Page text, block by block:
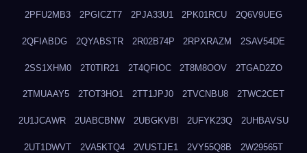
2PFU2MB3 2PGICZT7 2PJA33U1 2PK01RCU 2Q6V9UEG
2QFIABDG 2QYABSTR 2R02B74P 2RPXRAZM 2SAV54DE
2SS1XHM0 2T0TIR21 2T4QFIOC 2T8M8OOV 2TGAD2ZO
2TMUAAY5 2TOT3HO1 2TT1JPJ0 2TVCNBU8 2TWC2CET
2U1JCAWR 2UABCBNW 2UBGKVBI 2UFYK23Q 2UHBAVSU
2UT1DWVT 2VA5KTQ4 2VUSTJE1 2VY55Q8B 2W29565T